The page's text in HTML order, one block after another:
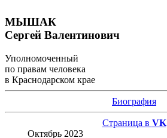
МЫШАК
Сергей Валентинович
Уполномоченный
по правам человека
в Краснодарском крае
Биография
Страница в VK
Октябрь 2023